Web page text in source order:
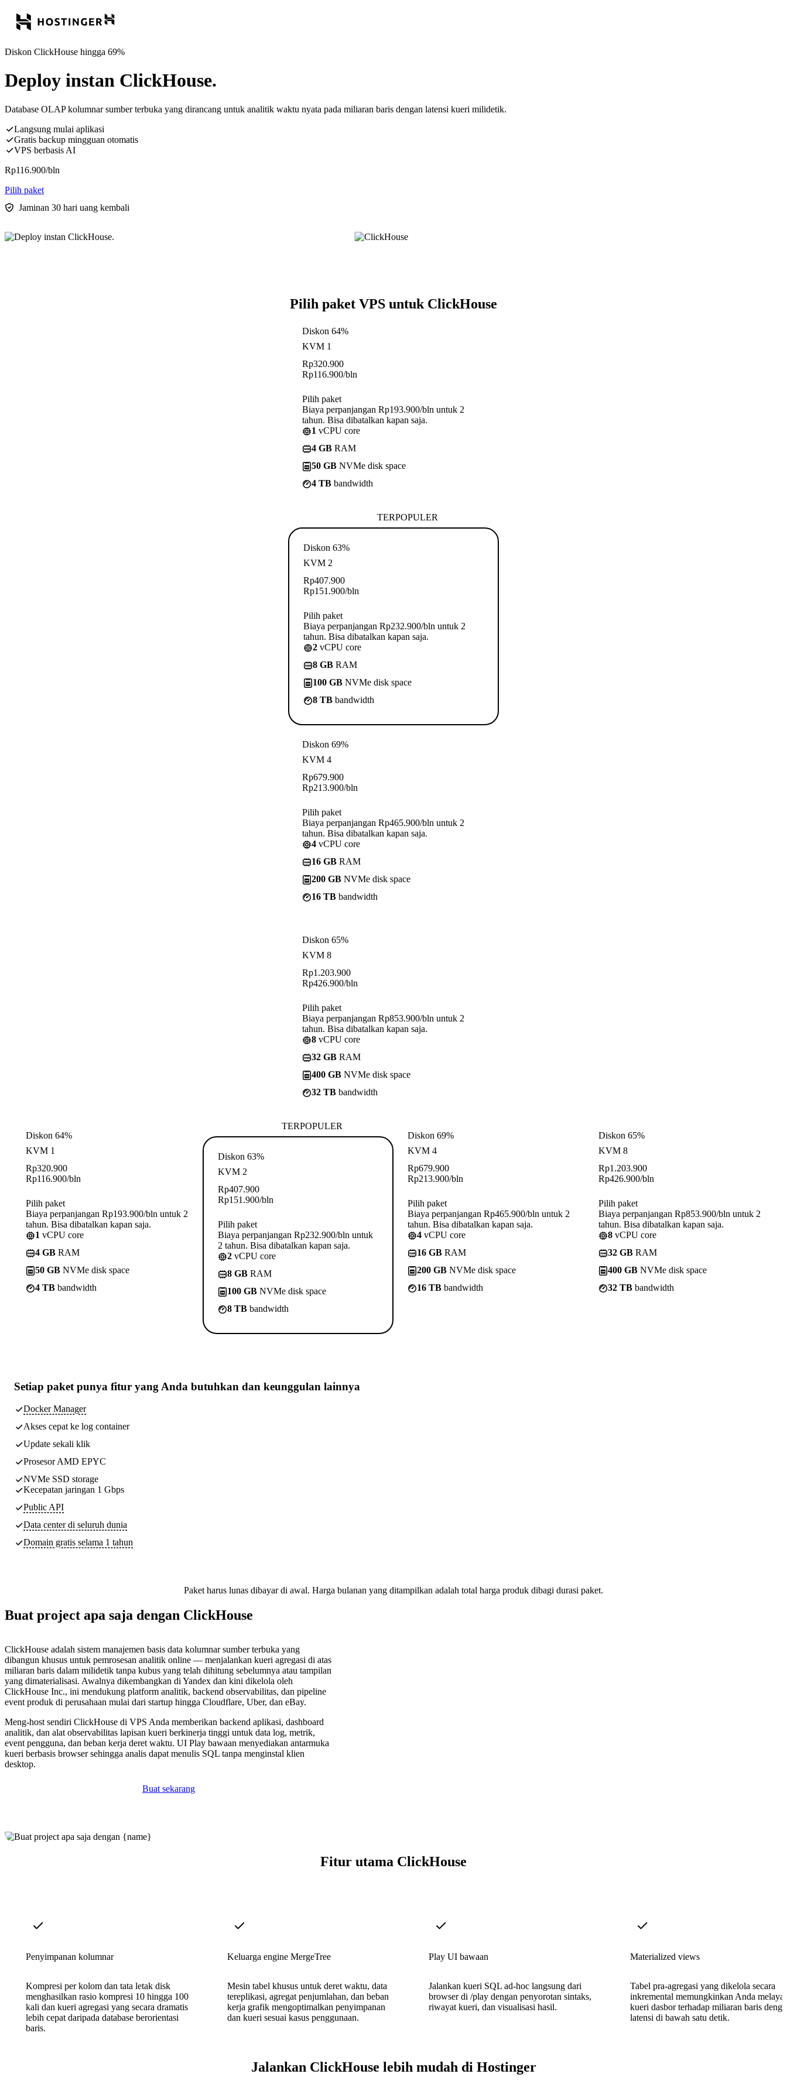
Diskon ClickHouse hingga 69%
Deploy instan ClickHouse.
Database OLAP kolumnar sumber terbuka yang dirancang untuk analitik waktu nyata pada miliaran baris dengan latensi kueri milidetik.
Langsung mulai aplikasi
Gratis backup mingguan otomatis
VPS berbasis AI
Rp116.900/bln
Pilih paket
Jaminan 30 hari uang kembali
Pilih paket VPS untuk ClickHouse
Diskon 64%
KVM 1
Rp320.900
Rp116.900/bln
Pilih paket
Biaya perpanjangan Rp193.900/bln untuk 2
tahun. Bisa dibatalkan kapan saja.
1 vCPU core
4 GB RAM
50 GB NVMe disk space
4 TB bandwidth
TERPOPULER
Diskon 63%
KVM 2
Rp407.900
Rp151.900/bln
Pilih paket
Biaya perpanjangan Rp232.900/bln untuk 2
tahun. Bisa dibatalkan kapan saja.
2 vCPU core
8 GB RAM
100 GB NVMe disk space
8 TB bandwidth
Diskon 69%
KVM 4
Rp679.900
Rp213.900/bln
Pilih paket
Biaya perpanjangan Rp465.900/bln untuk 2
tahun. Bisa dibatalkan kapan saja.
4 vCPU core
16 GB RAM
200 GB NVMe disk space
16 TB bandwidth
Diskon 65%
KVM 8
Rp1.203.900
Rp426.900/bln
Pilih paket
Biaya perpanjangan Rp853.900/bln untuk 2
tahun. Bisa dibatalkan kapan saja.
8 vCPU core
32 GB RAM
400 GB NVMe disk space
32 TB bandwidth
Diskon 64%
KVM 1
Rp320.900
Rp116.900/bln
Pilih paket
Biaya perpanjangan Rp193.900/bln untuk 2
tahun. Bisa dibatalkan kapan saja.
1 vCPU core
4 GB RAM
50 GB NVMe disk space
4 TB bandwidth
TERPOPULER
Diskon 63%
KVM 2
Rp407.900
Rp151.900/bln
Pilih paket
Biaya perpanjangan Rp232.900/bln untuk
2 tahun. Bisa dibatalkan kapan saja.
2 vCPU core
8 GB RAM
100 GB NVMe disk space
8 TB bandwidth
Diskon 69%
KVM 4
Rp679.900
Rp213.900/bln
Pilih paket
Biaya perpanjangan Rp465.900/bln untuk 2
tahun. Bisa dibatalkan kapan saja.
4 vCPU core
16 GB RAM
200 GB NVMe disk space
16 TB bandwidth
Diskon 65%
KVM 8
Rp1.203.900
Rp426.900/bln
Pilih paket
Biaya perpanjangan Rp853.900/bln untuk 2
tahun. Bisa dibatalkan kapan saja.
8 vCPU core
32 GB RAM
400 GB NVMe disk space
32 TB bandwidth
Setiap paket punya fitur yang Anda butuhkan dan keunggulan lainnya
Docker Manager
Akses cepat ke log container
Update sekali klik
Prosesor AMD EPYC
NVMe SSD storage
Kecepatan jaringan 1 Gbps
Public API
Data center di seluruh dunia
Domain gratis selama 1 tahun
Paket harus lunas dibayar di awal. Harga bulanan yang ditampilkan adalah total harga produk dibagi durasi paket.
Buat project apa saja dengan ClickHouse
ClickHouse adalah sistem manajemen basis data kolumnar sumber terbuka yang
dibangun khusus untuk pemrosesan analitik online — menjalankan kueri agregasi di atas
miliaran baris dalam milidetik tanpa kubus yang telah dihitung sebelumnya atau tampilan
yang dimaterialisasi. Awalnya dikembangkan di Yandex dan kini dikelola oleh
ClickHouse Inc., ini mendukung platform analitik, backend observabilitas, dan pipeline
event produk di perusahaan mulai dari startup hingga Cloudflare, Uber, dan eBay.
Meng-host sendiri ClickHouse di VPS Anda memberikan backend aplikasi, dashboard
analitik, dan alat observabilitas lapisan kueri berkinerja tinggi untuk data log, metrik,
event pengguna, dan beban kerja deret waktu. UI Play bawaan menyediakan antarmuka
kueri berbasis browser sehingga analis dapat menulis SQL tanpa menginstal klien
desktop.
Buat sekarang
Fitur utama ClickHouse
Penyimpanan kolumnar
Kompresi per kolom dan tata letak disk
menghasilkan rasio kompresi 10 hingga 100
kali dan kueri agregasi yang secara dramatis
lebih cepat daripada database berorientasi
baris.
Keluarga engine MergeTree
Mesin tabel khusus untuk deret waktu, data
tereplikasi, agregat penjumlahan, dan beban
kerja grafik mengoptimalkan penyimpanan
dan kueri sesuai kasus penggunaan.
Play UI bawaan
Jalankan kueri SQL ad-hoc langsung dari
browser di /play dengan penyorotan sintaks,
riwayat kueri, dan visualisasi hasil.
Materialized views
Tabel pra-agregasi yang dikelola secara
inkremental memungkinkan Anda
kueri dasbor terhadap miliaran baris
latensi di bawah satu detik.
Jalankan ClickHouse lebih mudah di Hostinger